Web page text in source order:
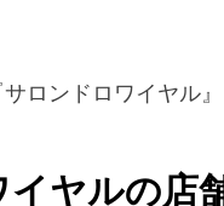
ロンドロワイヤル』
ヤルの店